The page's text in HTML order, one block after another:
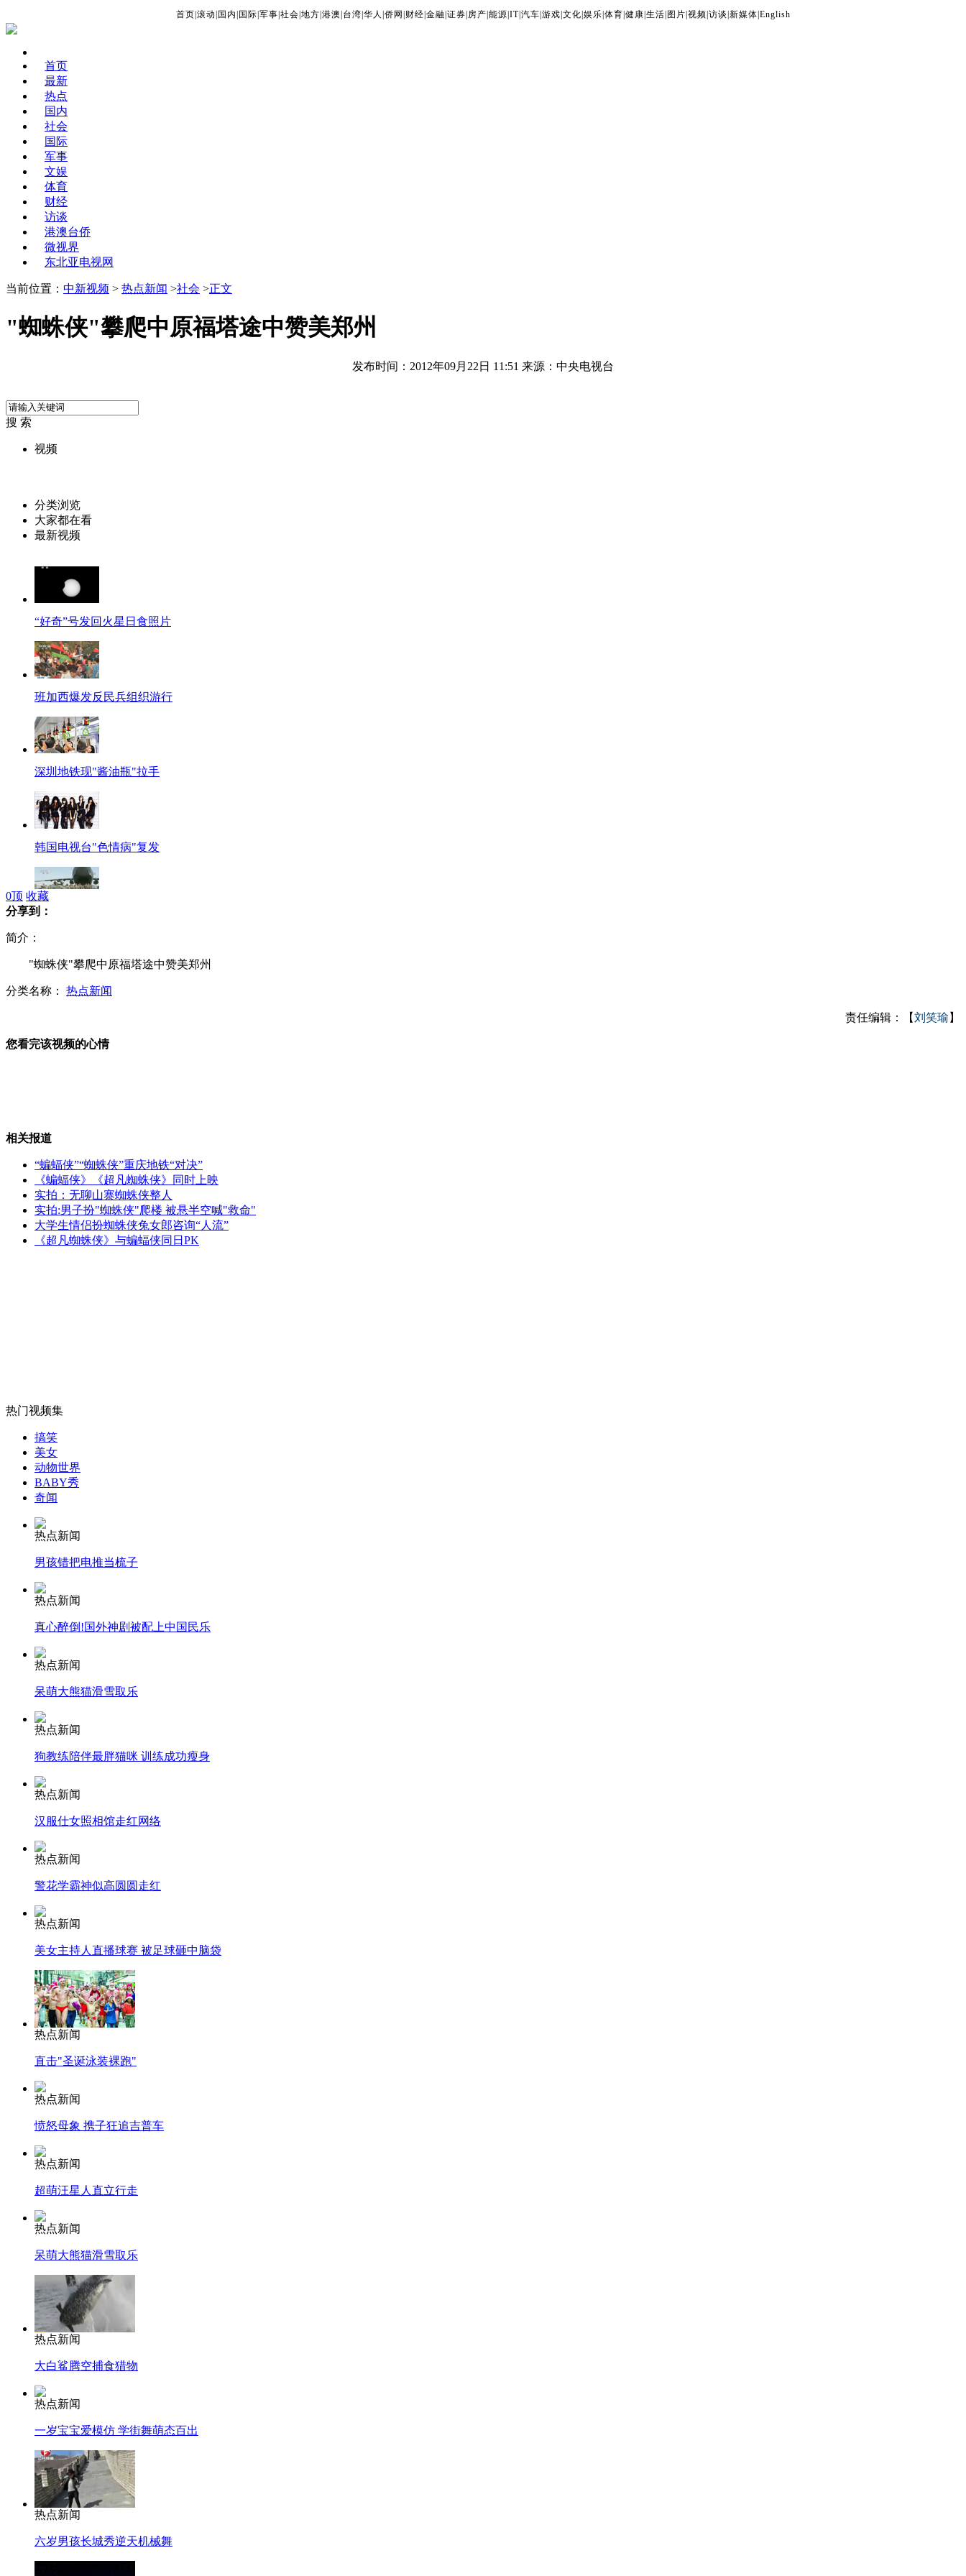
首页 滚动 国内 国际 军事 社会 地方 港澳 台湾 华人 侨网 财经 金融 证券 房产 能源 IT| 汽车 游戏 文化 娱乐 体育 健康 生活 图片 视频 访谈 新媒体 English
首页
最新
热点
国内
社会
国际
军事
文娱
体育
财经
访谈
港澳台侨
微视界
东北亚电视网
当前位置： 中新视频 > 热点新闻 >社会 >正文
"蜘蛛侠"攀爬中原福塔途中赞美郑州
发布时间：2012年09月22日 11:51 来源：中央电视台
搜 索
视频
分类浏览
大家都在看
最新视频
“好奇”号发回火星日食照片
班加西爆发反民兵组织游行
深圳地铁现"酱油瓶"拉手
韩国电视台"色情病"复发
安卓用户超过苹果ios用户
法瑞专家或联合挖出阿拉法特遗体
日本数百部iphone5开售前被盗
无痛分娩是否安全 医生回应
外交部：反对强权政治霸凌主义
外交部：有关国家言论片面不公正
安徽一实载49人客车翻车
走！跟着总书记去植树
消防员救轻生者
纽约上演“枕头大战”
司机酒驾遇交警 急速倒车逃窜
0顶 收藏
分享到：
简介：
"蜘蛛侠"攀爬中原福塔途中赞美郑州
分类名称： 热点新闻
责任编辑：【刘笑瑜 】
您看完该视频的心情
相关报道
“蝙蝠侠”“蜘蛛侠”重庆地铁“对决”
《蝙蝠侠》《超凡蜘蛛侠》同时上映
实拍：无聊山寨蜘蛛侠整人
实拍:男子扮"蜘蛛侠"爬楼 被悬半空喊"救命"
大学生情侣扮蜘蛛侠兔女郎咨询“人流”
《超凡蜘蛛侠》与蝙蝠侠同日PK
热门视频集
搞笑
美女
动物世界
BABY秀
奇闻
热点新闻
男孩错把电推当梳子
热点新闻
真心醉倒!国外神剧被配上中国民乐
热点新闻
呆萌大熊猫滑雪取乐
热点新闻
狗教练陪伴最胖猫咪 训练成功瘦身
热点新闻
汉服仕女照相馆走红网络
热点新闻
警花学霸神似高圆圆走红
热点新闻
美女主持人直播球赛 被足球砸中脑袋
热点新闻
直击"圣诞泳装裸跑"
热点新闻
愤怒母象 携子狂追吉普车
热点新闻
超萌汪星人直立行走
热点新闻
呆萌大熊猫滑雪取乐
热点新闻
大白鲨腾空捕食猎物
热点新闻
一岁宝宝爱模仿 学街舞萌态百出
热点新闻
六岁男孩长城秀逆天机械舞